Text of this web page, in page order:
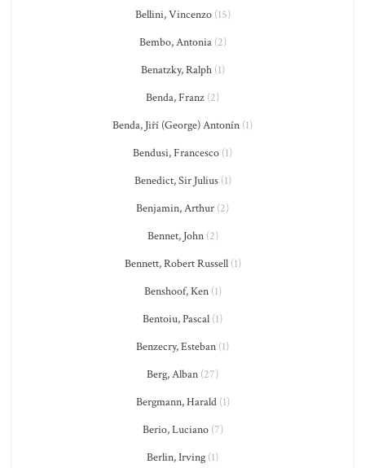
Bellini, Vincenzo(15)
Bembo, Antonia(2)
Benatzky, Ralph(1)
Benda, Franz (2)
Benda, Jiří (George) Antonín (1)
Bendusi, Francesco (1)
Benedict, Sir Julius(1)
Benjamin, Arthur (2)
Bennet, John(2)
Bennett, Robert Russell(1)
Benshoof, Ken(1)
Bentoiu, Pascal (1)
Benzecry, Esteban (1)
Berg, Alban (27)
Bergmann, Harald(1)
Berio, Luciano(7)
Berlin, Irving (1)